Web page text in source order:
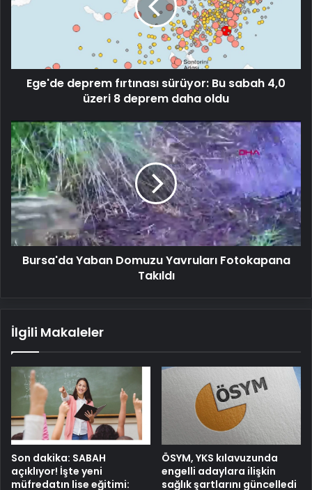
Bu
8
deprem
Ege'de deprem fırtınası sürüyor: Bu sabah 4,0
üzeri 8 deprem daha oldu
Bursa'da
Yaban
Domuzu
Yavruları
Fotokapana
Takıldı
Bursa'da Yaban Domuzu Yavruları Fotokapana
Takıldı
İlgili Makaleler
Son dakika: SABAH
açıklıyor! İşte yeni
müfredatın lise eğitimi:
ÖSYM, YKS kılavuzunda
engelli adaylara ilişkin
sağlık şartlarını güncelledi